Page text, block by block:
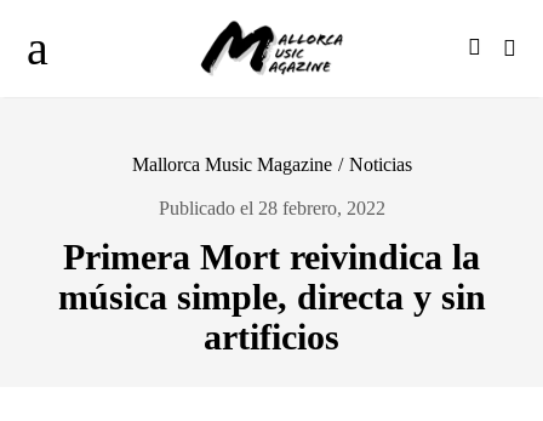
Mallorca Music Magazine / Noticias
Publicado el 28 febrero, 2022
Primera Mort reivindica la
música simple, directa y sin
artificios